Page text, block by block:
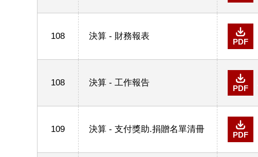
108 決算 - 財務報表
PDF
108 決算 - 工作報告
PDF
109 決算 - 支付獎助.捐贈名單清冊
PDF